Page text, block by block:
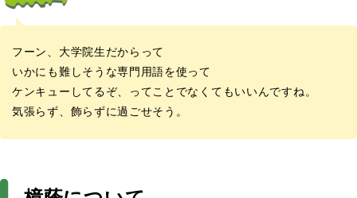
フーン、大学院生だからって
いかにも難しそうな専門用語を使って
ケンキューしてるぞ、ってことでなくてもいいんですね。
気張らず、飾らずに過ごせそう。